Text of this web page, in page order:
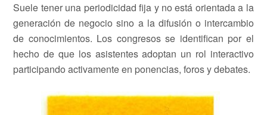
Suele tener una periodicidad fija y no está orientada a la
generación de negocio sino a la difusión o intercambio
de conocimientos. Los congresos se identifican por el
hecho de que los asistentes adoptan un rol interactivo
participando activamente en ponencias, foros y debates.